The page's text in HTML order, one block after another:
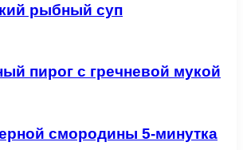
рыбный суп
пирог с гречневой мукой
смородины 5-минутка